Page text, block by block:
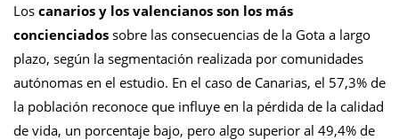
Los canarios y los valencianos son los más
concienciados sobre las consecuencias de la Gota a largo
plazo, según la segmentación realizada por comunidades
autónomas en el estudio. En el caso de Canarias, el 57,3% de
la población reconoce que influye en la pérdida de la calidad
de vida, un porcentaje bajo, pero algo superior al 49,4% de